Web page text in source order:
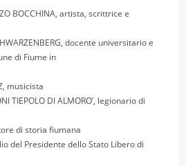
BOCCHINA, artista, scrittrice e
docente universitario e
di Fiume in
musicista
TIEPOLO DI ALMORO’, legionario di
di storia fiumana
del Presidente dello Stato Libero di